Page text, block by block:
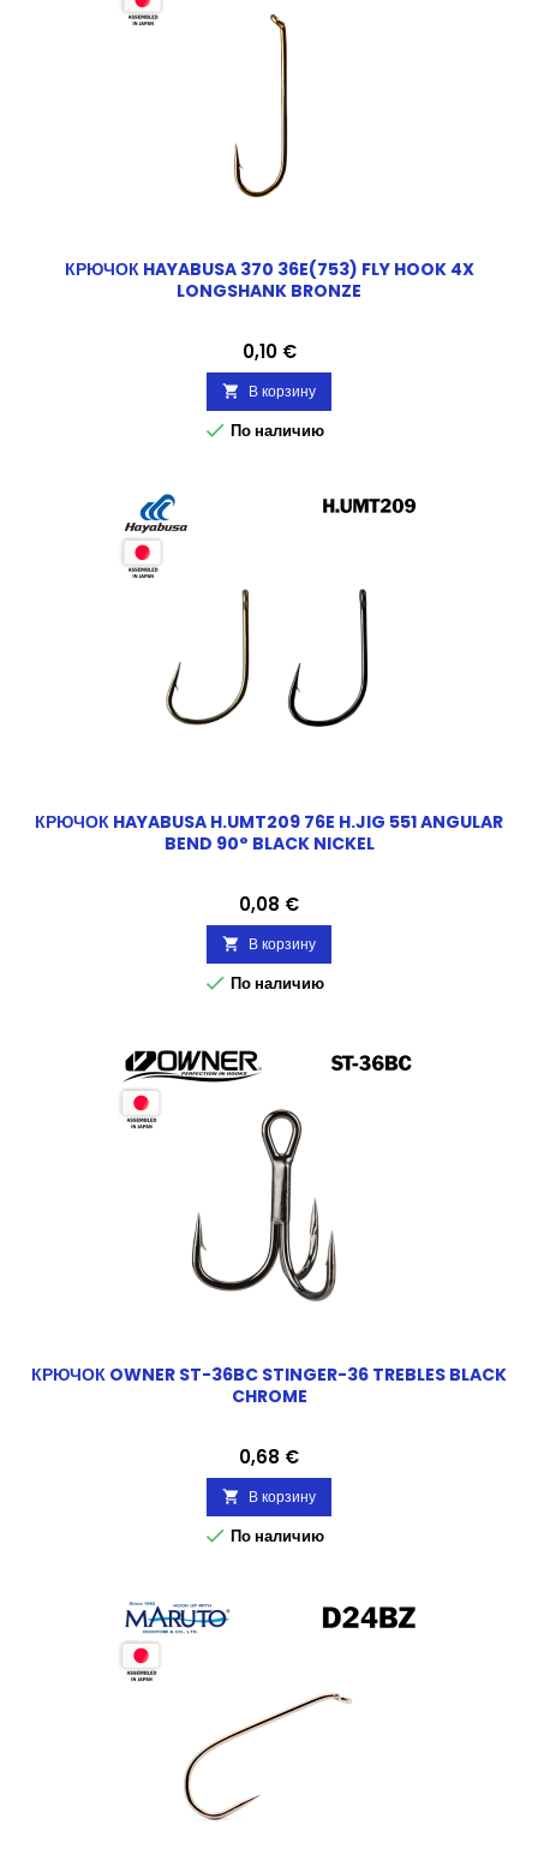
КРЮЧОК HAYABUSA 370 36E(753) FLY HOOK 4X
LONGSHANK BRONZE
Цена
0,10 €
 В корзину
 По наличию
КРЮЧОК HAYABUSA H.UMT209 76E H.JIG 551 ANGULAR
BEND 90° BLACK NICKEL
Цена
0,08 €
 В корзину
 По наличию
КРЮЧОК OWNER ST-36BC STINGER-36 TREBLES BLACK
CHROME
Цена
0,68 €
 В корзину
 По наличию